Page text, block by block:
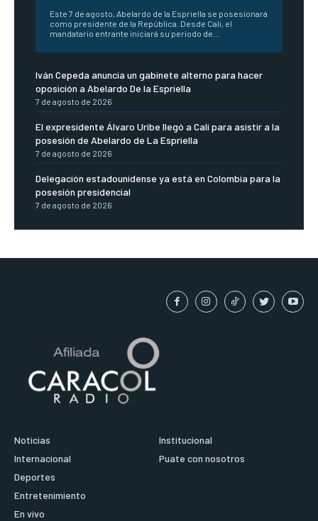
Este 7 de agosto, Abelardo de la Espriella se posesionará
como presidente de la República. Desde Cali, el
mandatario entrante iniciará su periodo de...
Iván Cepeda anuncia un gabinete alterno para hacer
oposición a Abelardo De la Espriella
7 de agosto de 2026
El expresidente Álvaro Uribe llegó a Cali para asistir a la
posesión de Abelardo de La Espriella
7 de agosto de 2026
Delegación estadounidense ya está en Colombia para la
posesión presidencial
7 de agosto de 2026
Noticias
Internacional
Deportes
Entretenimiento
En vivo
Institucional
Puate con nosotros